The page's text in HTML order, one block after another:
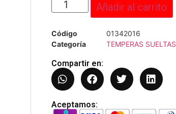
Añadir al carrito
Código
01342016
Categoría
TEMPERAS SUELTAS
Compartir en:
Aceptamos: